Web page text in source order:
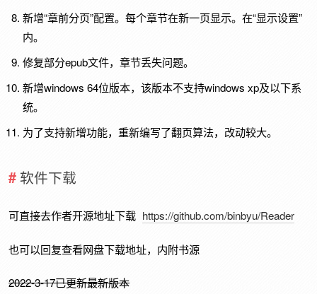
新增“章前分页”配置。每个章节在新一页显示。在“显示设置”
内。
修复部分epub文件，章节丢失问题。
新增windows 64位版本，该版本不支持windows xp及以下系
统。
为了支持新增功能，重新编写了翻页算法，改动较大。
软件下载
可直接去作者开源地址下载 https://github.com/binbyu/Reader
也可以回复查看网盘下载地址，内附书源
2022-3-17已更新最新版本